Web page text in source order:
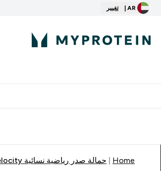
AR | تغيير
Home حمالة صدر رياضية نسائية Velocity دون خياطة من MP - زهري داكن